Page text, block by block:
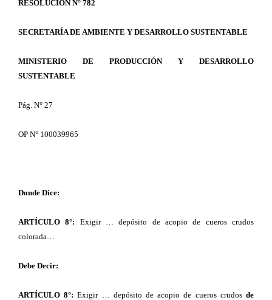
RESOLUCIÓN N° 782
SECRETARÍA DE AMBIENTE Y DESARROLLO SUSTENTABLE
MINISTERIO DE PRODUCCIÓN Y DESARROLLO
SUSTENTABLE
Pág. N° 27
OP N° 100039965
Donde Dice:
ARTÍCULO 8°: Exigir … depósito de acopio de cueros crudos
colorada…
Debe Decir:
ARTÍCULO 8°: Exigir … depósito de acopio de cueros crudosde